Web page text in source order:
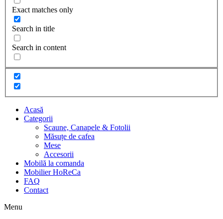
Exact matches only
Search in title
Search in content
Acasă
Categorii
Scaune, Canapele & Fotolii
Măsuțe de cafea
Mese
Accesorii
Mobilă la comanda
Mobilier HoReCa
FAQ
Contact
Menu